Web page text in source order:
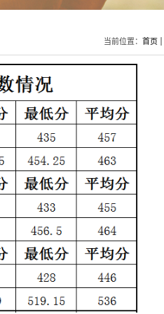
当前位置： 首页